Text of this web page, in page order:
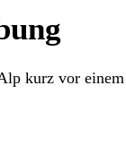
kurz vor